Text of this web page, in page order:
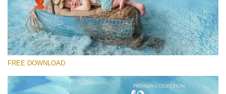
Выберите Вариант
Small 800*533px
FREE DOWNLOAD